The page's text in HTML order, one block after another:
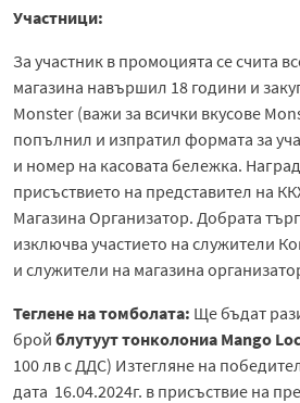
Участници:
За участник в промоцията се счита
магазина навършил 18 години и
Monster (важи за всички вкусове
попълнил и изпратил формата за
и номер на касовата бележка.
присъствието на представител на
Магазина Организатор. Добрата
изключва участието на служители
и служители на магазина
Тегленe на томболата: Ще бъдат
брой блутуут тонколониа Mango
100 лв с ДДС) Изтегляне на
дата 16.04.2024г. в присъствие на